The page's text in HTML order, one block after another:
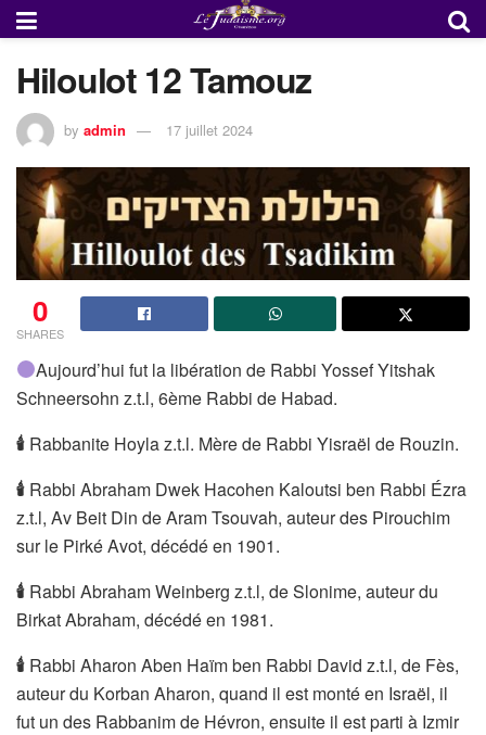
Hiloulot 12 Tamouz
by admin 17 juillet 2024
0
SHARES
Aujourd’hui fut la libération de Rabbi Yossef Yitshak
Schneersohn z.t.l, 6ème Rabbi de Habad.
🕯 Rabbanite Hoyla z.t.l. Mère de Rabbi Yisraël de Rouzin.
🕯 Rabbi Abraham Dwek Hacohen Kaloutsi ben Rabbi Ézra
z.t.l, Av Beit Din de Aram Tsouvah, auteur des Pirouchim
sur le Pirké Avot, décédé en 1901.
🕯 Rabbi Abraham Weinberg z.t.l, de Slonime, auteur du
Birkat Abraham, décédé en 1981.
🕯 Rabbi Aharon Aben Haïm ben Rabbi David z.t.l, de Fès,
auteur du Korban Aharon, quand il est monté en Israël, il
fut un des Rabbanim de Hévron, ensuite il est parti à Izmir